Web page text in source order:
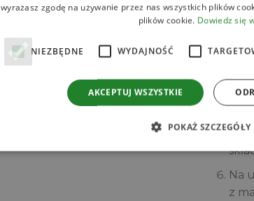
już
Na
z
wyrażasz zgodę na używanie przez nas wszystkich plików
plików cookie. Dowiedz się
NIEZBĘDNE WYDAJNOŚĆ
AKCEPTUJ WSZYSTKIE
POKAŻ SZCZEGÓŁY